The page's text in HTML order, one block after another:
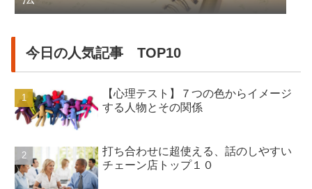
今日の人気記事 TOP10
【心理テスト】７つの色からイメージ
する人物とその関係
打ち合わせに超使える、話のしやすい
チェーン店トップ１０